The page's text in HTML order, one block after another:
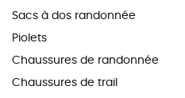
Sacs à dos randonnée
Piolets
Chaussures de randonnée
Chaussures de trail